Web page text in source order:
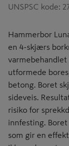
UNSPSC kode:
Hammerbor
en 4-skjærs
varmebehandlet
utformede
betong. Boret
sideveis.
risiko for
innfesting.
som gir en